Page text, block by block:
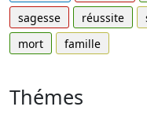
sagesse
réussite
mort
famille
Thémes